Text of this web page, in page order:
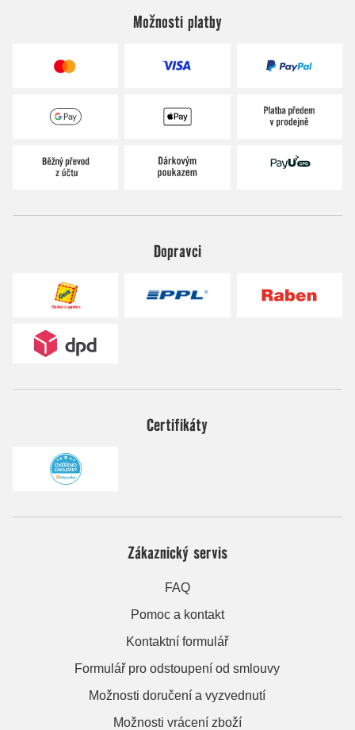
Možnosti platby
Dopravci
Certifikáty
Zákaznický servis
FAQ
Pomoc a kontakt
Kontaktní formulář
Formulář pro odstoupení od smlouvy
Možnosti doručení a vyzvednutí
Možnosti vrácení zboží